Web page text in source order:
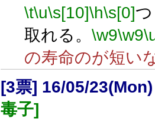
\t\u\s[10]\h\s[0]
取れる。 \w9\w9
の寿命のが短い
[3票] 16/05/
毒子]